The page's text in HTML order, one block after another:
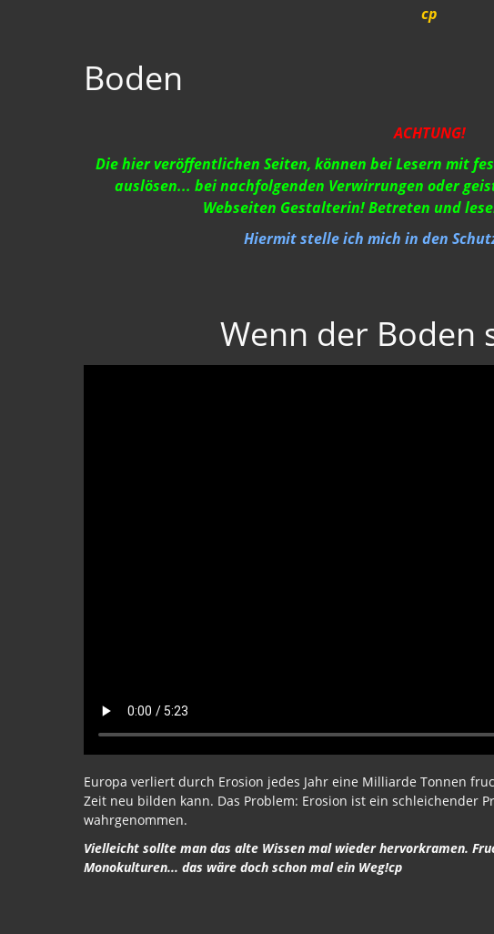
cp
Boden
ACHTUNG!
Die hier veröffentlichen Seiten, können bei Lesern mit
auslösen... bei nachfolgenden Verwirrungen oder
Webseiten Gestalterin! Betreten und
Hiermit stelle ich mich in den
Wenn der Boden
Europa verliert durch Erosion jedes Jahr eine Milliarde Tonnen
Zeit neu bilden kann. Das Problem: Erosion ist ein schleichender
wahrgenommen.
Vielleicht sollte man das alte Wissen mal wieder hervorkramen.
Monokulturen... das wäre doch schon mal ein Weg!cp